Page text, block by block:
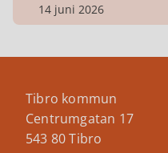
14 juni 2026
Tibro kommun
Centrumgatan 17
543 80 Tibro